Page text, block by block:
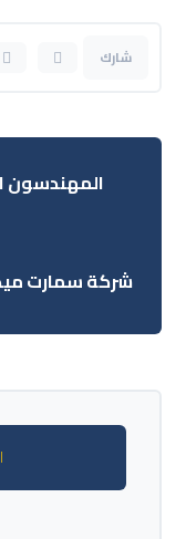
المهندسون
شركة سمارت